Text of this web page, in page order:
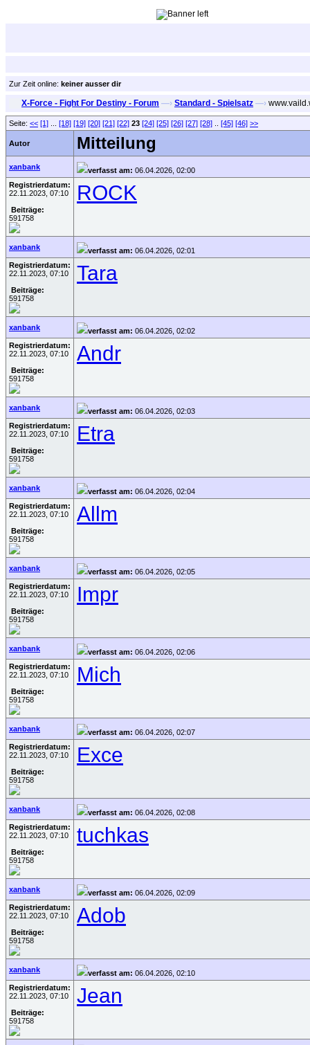
Zur Zeit online: keiner ausser dir
X-Force - Fight For Destiny - Forum —› Standard - Spielsatz —›
Seite: << [1] [18] [19] [20] [21] [22] 23 [24] [25] [26] [27] [28] [45] [46] >>
Autor Mitteilung
xanbank verfasst am: 06.04.2026, 02:00
Registrierdatum:
22.11.2023, 07:10
Beiträge:
591758
ROCK
xanbank verfasst am: 06.04.2026, 02:01
Registrierdatum:
22.11.2023, 07:10
Beiträge:
591758
Tara
xanbank verfasst am: 06.04.2026, 02:02
Registrierdatum:
22.11.2023, 07:10
Beiträge:
591758
Andr
xanbank verfasst am: 06.04.2026, 02:03
Registrierdatum:
22.11.2023, 07:10
Beiträge:
591758
Etra
xanbank verfasst am: 06.04.2026, 02:04
Registrierdatum:
22.11.2023, 07:10
Beiträge:
591758
Allm
xanbank verfasst am: 06.04.2026, 02:05
Registrierdatum:
22.11.2023, 07:10
Beiträge:
591758
Impr
xanbank verfasst am: 06.04.2026, 02:06
Registrierdatum:
22.11.2023, 07:10
Beiträge:
591758
Mich
xanbank verfasst am: 06.04.2026, 02:07
Registrierdatum:
22.11.2023, 07:10
Beiträge:
591758
Exce
xanbank verfasst am: 06.04.2026, 02:08
Registrierdatum:
22.11.2023, 07:10
Beiträge:
591758
tuchkas
xanbank verfasst am: 06.04.2026, 02:09
Registrierdatum:
22.11.2023, 07:10
Beiträge:
591758
Adob
xanbank verfasst am: 06.04.2026, 02:10
Registrierdatum:
22.11.2023, 07:10
Beiträge:
591758
Jean